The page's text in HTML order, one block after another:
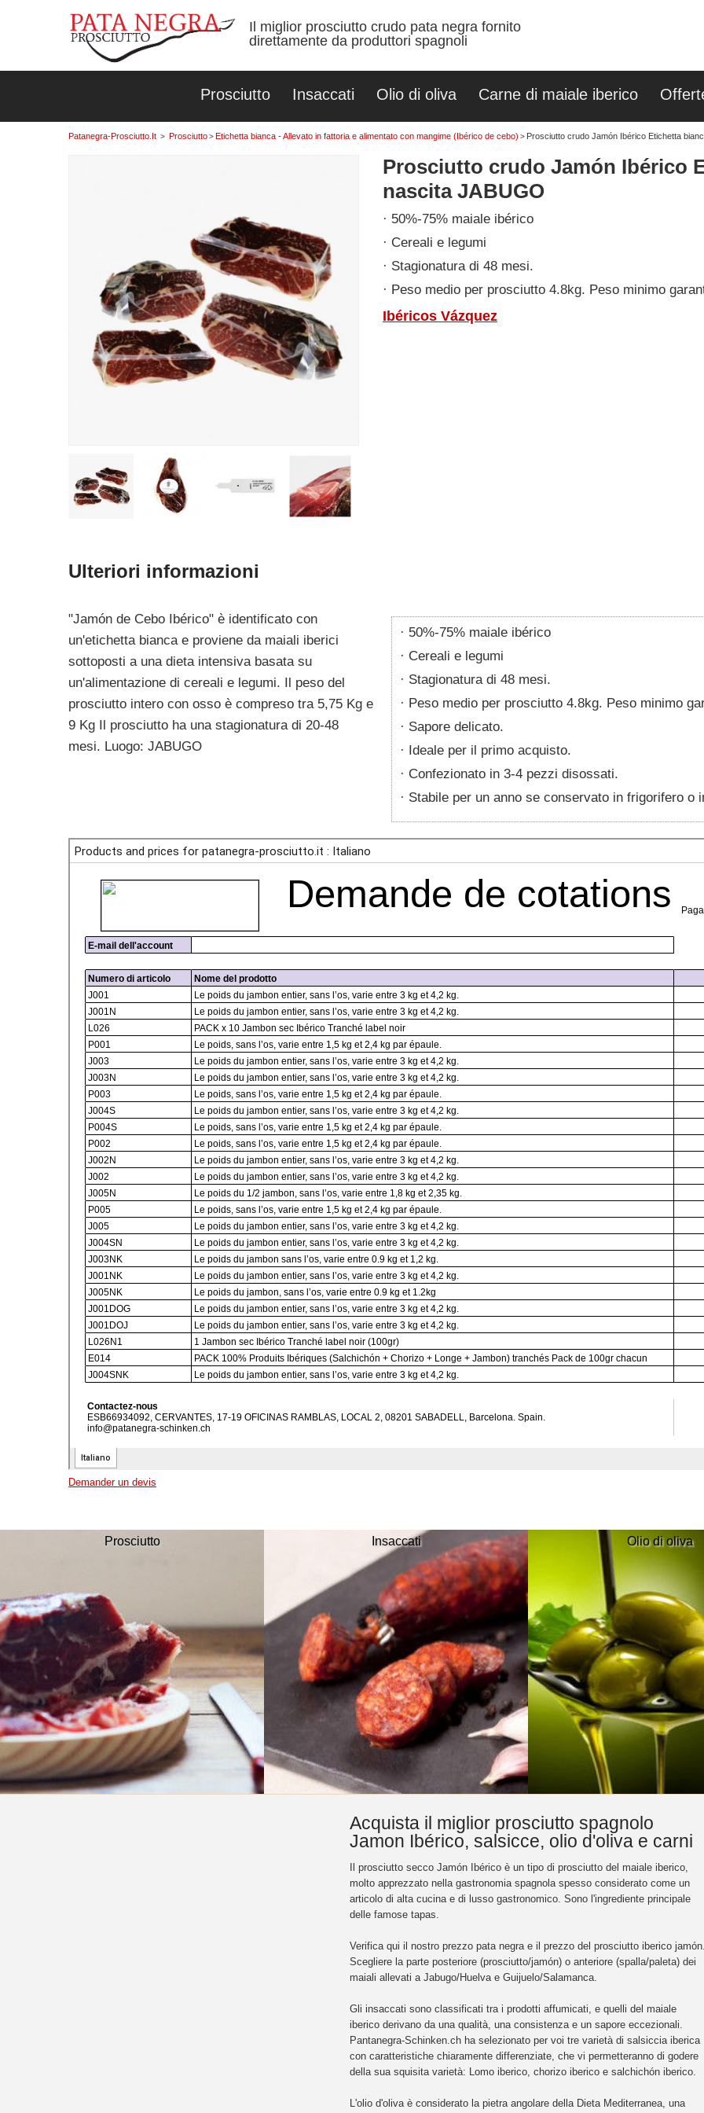
Il miglior prosciutto crudo pata negra fornito
direttamente da produttori spagnoli
Prosciutto Insaccati Olio di oliva Carne di maiale iberico
Patanegra-Prosciutto.it > Prosciutto>Etichetta bianca - Allevato in fattoria e alimentato con mangime (Ibérico de cebo) > Prosciutto crudo Jamón Ibérico Etichetta
Prosciutto crudo Jamón Ibérico
nascita JABUGO
50%-75% maiale ibérico
Cereali e legumi
Stagionatura di 48 mesi.
Peso medio per prosciutto 4.8kg. Peso minimo
Ibéricos Vázquez
Ulteriori informazioni
50%-75% maiale ibérico
Cereali e legumi
Stagionatura di 48 mesi.
Peso medio per prosciutto 4.8kg. Peso minimo
Sapore delicato.
Ideale per il primo acquisto.
Confezionato in 3-4 pezzi disossati.
Stabile per un anno se conservato in frigorifero
"Jamón de Cebo Ibérico" è identificato con
un'etichetta bianca e proviene da maiali iberici
sottoposti a una dieta intensiva basata su
un'alimentazione di cereali e legumi. Il peso del
prosciutto intero con osso è compreso tra 5,75 Kg e
9 Kg Il prosciutto ha una stagionatura di 20-48
mesi. Luogo: JABUGO
Demander un devis
Prosciutto Insaccati Olio di oliva
Acquista il miglior prosciutto spagnolo
Jamon Ibérico, salsicce, olio d'oliva e carni
Il prosciutto secco Jamón Ibérico è un tipo di prosciutto del maiale iberico,
molto apprezzato nella gastronomia spagnola spesso considerato come un
articolo di alta cucina e di lusso gastronomico. Sono l'ingrediente principale
delle famose tapas.
Verifica qui il nostro prezzo pata negra e il prezzo del prosciutto iberico
Scegliere la parte posteriore (prosciutto/jamón) o anteriore (spalla/paleta) dei
maiali allevati a Jabugo/Huelva e Guijuelo/Salamanca.
Gli insaccati sono classificati tra i prodotti affumicati, e quelli del maiale
iberico derivano da una qualità, una consistenza e un sapore eccezionali.
Pantanegra-Schinken.ch ha selezionato per voi tre varietà di salsiccia iberica
con caratteristiche chiaramente differenziate, che vi permetteranno di godere
della sua squisita varietà: Lomo iberico, chorizo iberico e salchichón iberico.
L'olio d'oliva è considerato la pietra angolare della Dieta Mediterranea, una